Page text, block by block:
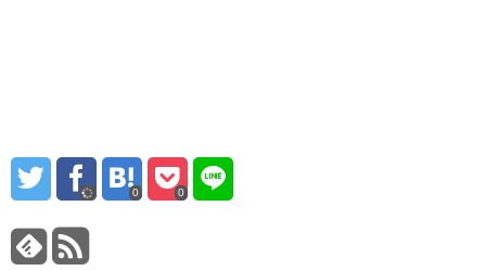
0 0